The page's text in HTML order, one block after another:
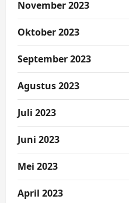
November 2023
Oktober 2023
September 2023
Agustus 2023
Juli 2023
Juni 2023
Mei 2023
April 2023